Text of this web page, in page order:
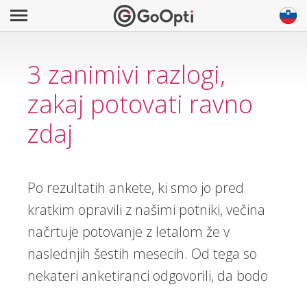
3 zanimivi razlogi,
zakaj potovati ravno
zdaj
Po rezultatih ankete, ki smo jo pred
kratkim opravili z našimi potniki, večina
načrtuje potovanje z letalom že v
naslednjih šestih mesecih. Od tega so
nekateri anketiranci odgovorili, da bodo